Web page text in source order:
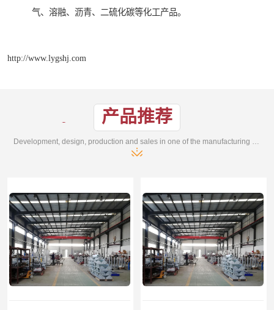
气、溶融、沥青、二硫化碳等化工产品。
http://www.lygshj.com
产品推荐